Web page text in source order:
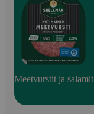
Meetvurstit ja salamit